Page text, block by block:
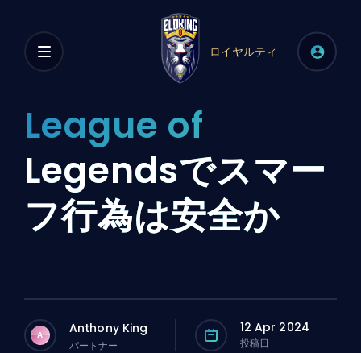
ロイヤルティ
League of
Legendsでスマー
フ行為は安全か
A Anthony King
パートナー
12 Apr 2024
投稿日